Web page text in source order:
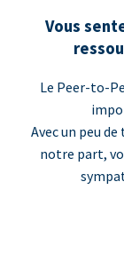
Vous
Le Peer-to-
Avec un peu
notre part,